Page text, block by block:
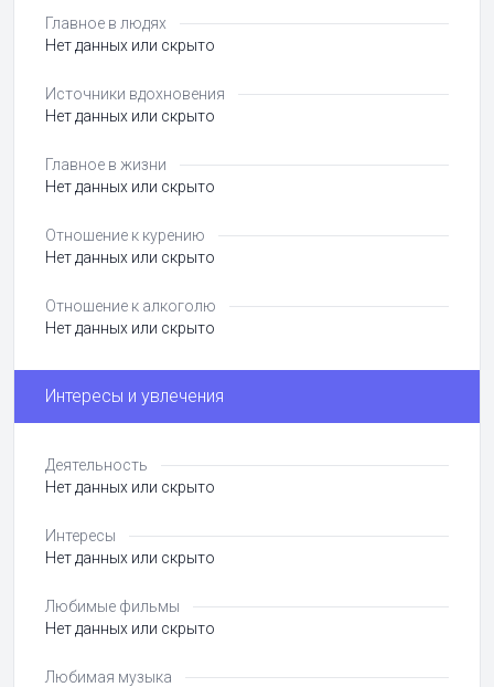
Главное в людях
Нет данных или скрыто
Источники вдохновения
Нет данных или скрыто
Главное в жизни
Нет данных или скрыто
Отношение к курению
Нет данных или скрыто
Отношение к алкоголю
Нет данных или скрыто
Интересы и увлечения
Деятельность
Нет данных или скрыто
Интересы
Нет данных или скрыто
Любимые фильмы
Нет данных или скрыто
Любимая музыка